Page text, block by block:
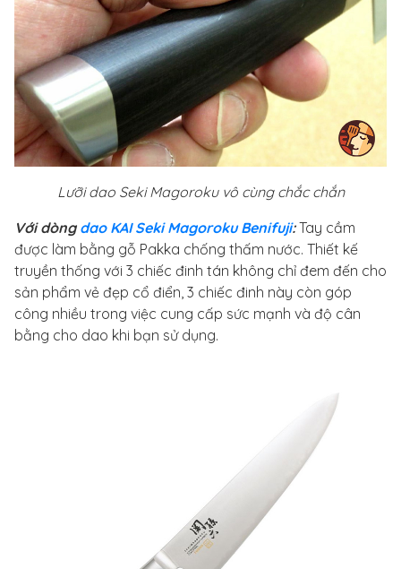
Lưỡi dao Seki Magoroku vô cùng chắc chắn
Với dòng dao KAI Seki Magoroku Benifuji: Tay cầm
được làm bằng gỗ Pakka chống thấm nước. Thiết kế
truyền thống với 3 chiếc đinh tán không chỉ đem đến cho
sản phẩm vẻ đẹp cổ điển, 3 chiếc đinh này còn góp
công nhiều trong việc cung cấp sức mạnh và độ cân
bằng cho dao khi bạn sử dụng.